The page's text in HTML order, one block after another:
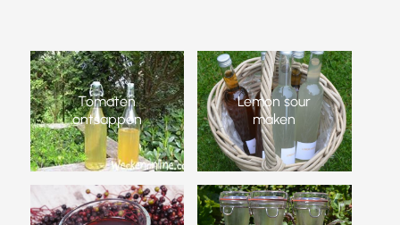
Tomaten
ontsappen
Lemon sour
maken